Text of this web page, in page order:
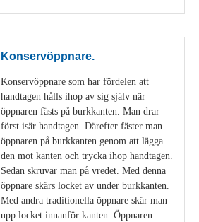
Konservöppnare.
Konservöppnare som har fördelen att
handtagen hålls ihop av sig själv när
öppnaren fästs på burkkanten. Man drar
först isär handtagen. Därefter fäster man
öppnaren på burkkanten genom att lägga
den mot kanten och trycka ihop handtagen.
Sedan skruvar man på vredet. Med denna
öppnare skärs locket av under burkkanten.
Med andra traditionella öppnare skär man
upp locket innanför kanten. Öppnaren